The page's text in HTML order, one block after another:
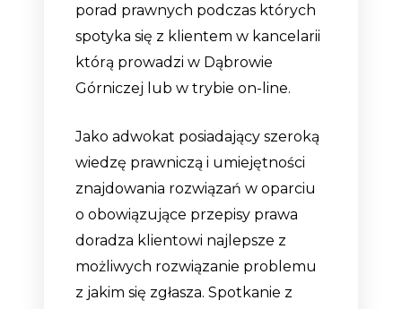
porad prawnych podczas których
spotyka się z klientem w kancelarii
którą prowadzi w Dąbrowie
Górniczej lub w trybie on-line.
Jako adwokat posiadający szeroką
wiedzę prawniczą i umiejętności
znajdowania rozwiązań w oparciu
o obowiązujące przepisy prawa
doradza klientowi najlepsze z
możliwych rozwiązanie problemu
z jakim się zgłasza. Spotkanie z